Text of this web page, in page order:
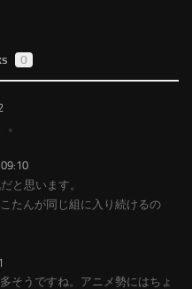
0
と思います。
たんが同じ組に入り続けるの
そうですね。アニメ勢にはちょ